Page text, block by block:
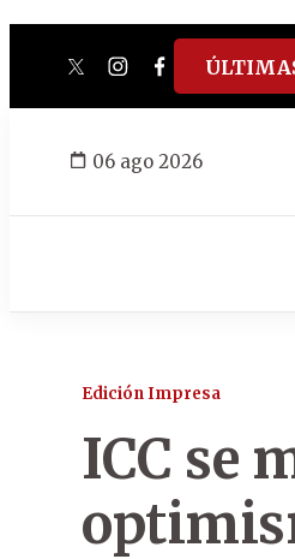
twitterinstagram
facebook
tiktok
06 ago 2026
Edición Impresa
ICC se